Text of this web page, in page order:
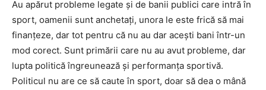
Au apărut probleme legate şi de banii publici care intră în
sport, oamenii sunt anchetaţi, unora le este frică să mai
finanţeze, dar tot pentru că nu au dar aceşti bani într-un
mod corect. Sunt primării care nu au avut probleme, dar
lupta politică îngreunează şi performanţa sportivă.
Politicul nu are ce să caute în sport, doar să dea o mână